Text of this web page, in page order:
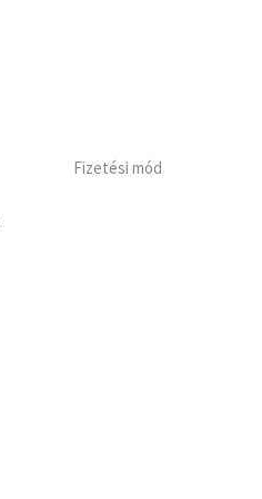
Fizetési mód